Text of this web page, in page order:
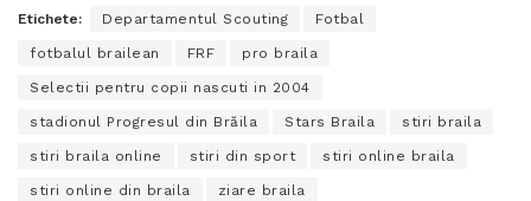
Etichete: Departamentul Scouting Fotbal
fotbalul brailean FRF pro braila
Selectii pentru copii nascuti in 2004
stadionul Progresul din Brăila Stars Braila stiri braila
stiri braila online stiri din sport stiri online braila
stiri online din braila ziare braila